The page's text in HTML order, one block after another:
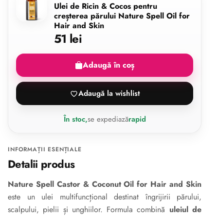
Ulei de Ricin & Cocos pentru
creșterea părului Nature Spell Oil for
Hair and Skin
51 lei
Adaugă în coș
Adaugă la wishlist
În stoc,se expediazărapid
INFORMAȚII ESENȚIALE
Detalii produs
Nature Spell Castor & Coconut Oil for Hair and Skin
este un ulei multifuncțional destinat îngrijirii părului,
scalpului, pielii și unghiilor. Formula combină uleiul de